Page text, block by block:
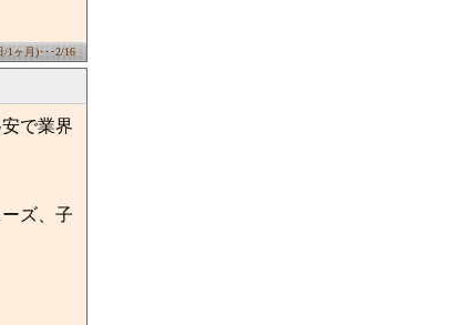
1ヶ月)･･･2/16
で業界
ズ、子